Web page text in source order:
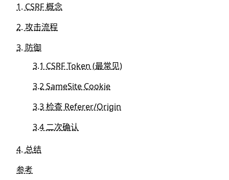
1. CSRF 概念
2. 攻击流程
3. 防御
3.1 CSRF Token (最常见)
3.2 SameSite Cookie
3.3 检查 Referer/Origin
3.4 二次确认
4. 总结
参考